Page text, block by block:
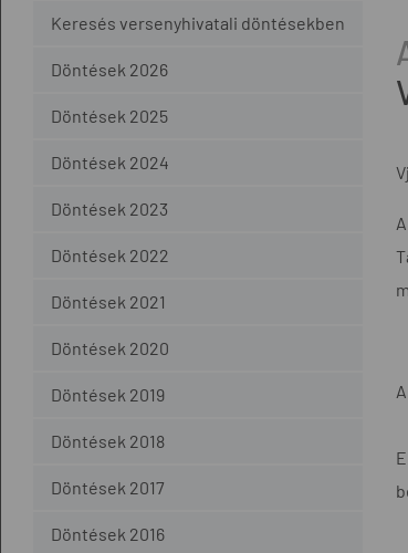
Keresés versenyhivatali döntésekben
Döntések 2026
Döntések 2025
Döntések 2024
Döntések 2023
Döntések 2022
Döntések 2021
Döntések 2020
Döntések 2019
Döntések 2018
Döntések 2017
Döntések 2016